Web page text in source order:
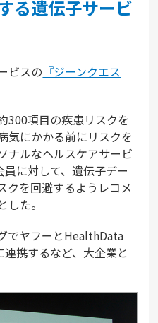
る遺伝子サービ
ビスの 『ジーンクエス
300項目の疾患リスクを
気にかかる前にリスクを
ナルなヘルスケアサービ
に対して、遺伝子デー
クを回避するようレコメ
た。
でヤフーとHealthData
携するなど、大企業と